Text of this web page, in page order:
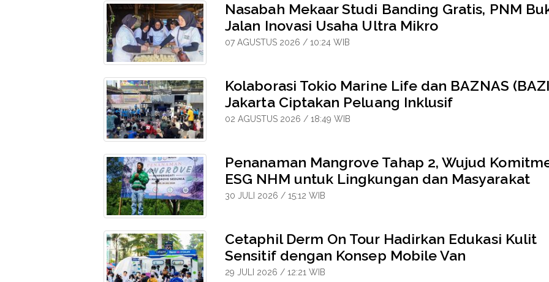
Nasabah Mekaar Studi Banding Gratis, PNM
Jalan Inovasi Usaha Ultra Mikro
07 AGUSTUS 2026 / 10:24 WIB
Kolaborasi Tokio Marine Life dan BAZNAS
Jakarta Ciptakan Peluang Inklusif
02 AGUSTUS 2026 / 18:49 WIB
Penanaman Mangrove Tahap 2, Wujud
ESG NHM untuk Lingkungan dan Masyarakat
30 JULI 2026 / 15:12 WIB
Cetaphil Derm On Tour Hadirkan Edukasi Kulit
Sensitif dengan Konsep Mobile Van
29 JULI 2026 / 12:21 WIB